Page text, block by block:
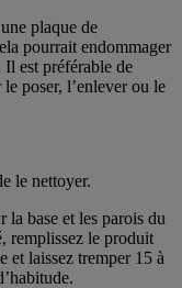
plaque de
pourrait endommager
Il est préférable de
poser, l’enlever ou le
le nettoyer.
la base et les parois du
remplissez le produit
et laissez tremper 15 à